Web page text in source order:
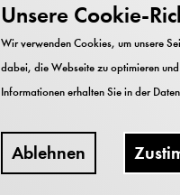
Unsere Cookie-
Wir verwenden Cookies, um unsere
dabei, die Webseite zu optimieren
Informationen erhalten Sie in der
Ablehnen